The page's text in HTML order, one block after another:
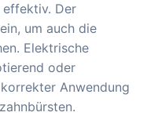
effektiv. Der
um auch die
Elektrische
oder
Anwendung